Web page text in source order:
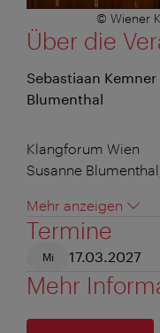
© Wiener
Über die
Sebastiaan Kemner
Blumenthal
Klangforum Wien
Susanne
Mehr anzeigen
Termine
Mi 17.03.2027
Mehr